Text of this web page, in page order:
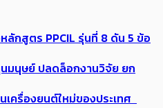
ลักสูตร PPCIL รุ่นที่ 8 ดัน 5 ข้อ
มนุษย์ ปลดล็อกงานวิจัย ยก
ครื่องยนต์ใหม่ของประเทศ